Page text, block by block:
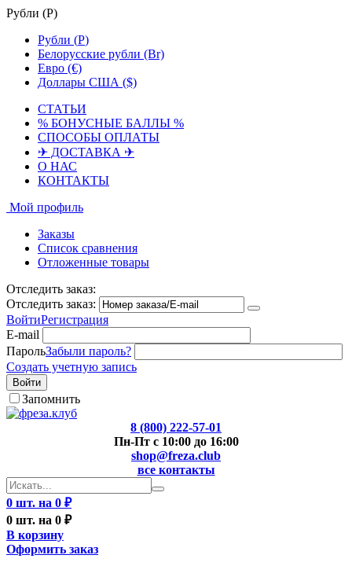
Рубли (Р)
Рубли (Р)
Белорусские рубли (Br)
Евро (€)
Доллары США ($)
СТАТЬИ
% БОНУСНЫЕ БАЛЛЫ %
СПОСОБЫ ОПЛАТЫ
✈ ДОСТАВКА ✈
О НАС
КОНТАКТЫ
Мой профиль
Заказы
Список сравнения
Отложенные товары
Отследить заказ:
Отследить заказ:
ВойтиРегистрация
E-mail
ПарольЗабыли пароль?
Создать учетную запись
Войти
Запомнить
8 (800) 222-57-01
Пн-Пт с 10:00 до 16:00
shop@freza.club
все контакты
0 шт. на 0 ₽
0 шт. на 0 ₽
В корзину
Оформить заказ